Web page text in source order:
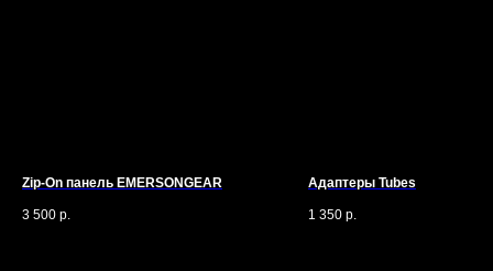
Zip-On панель EMERSONGEAR
3 500 р.
Адаптеры Tubes
1 350 р.